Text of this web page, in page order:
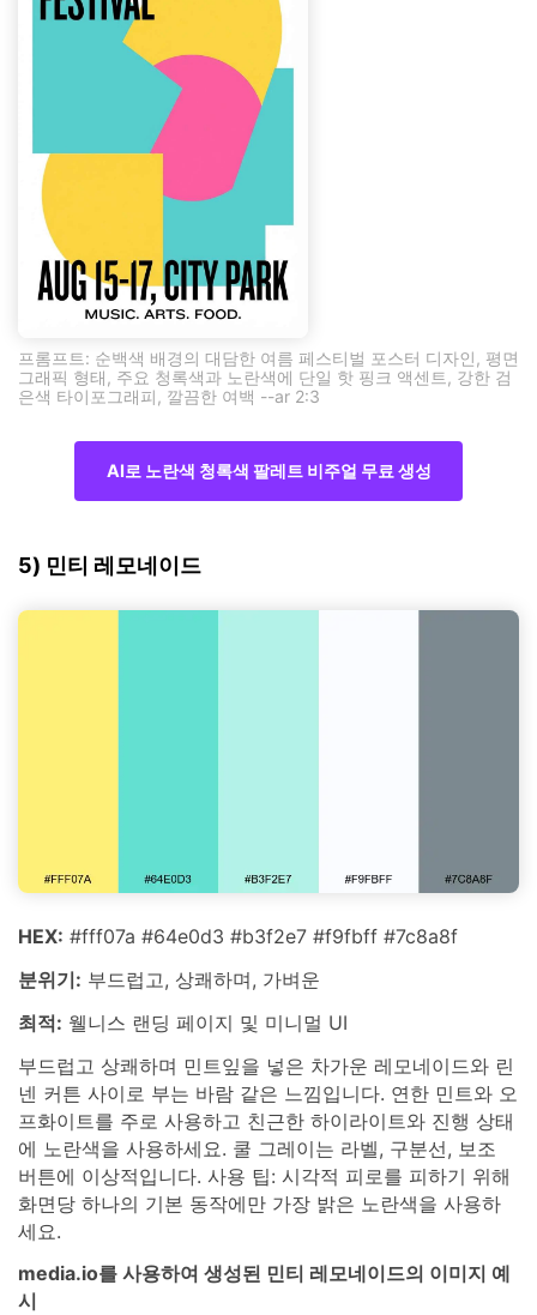
프롬프트: 순백색 배경의 대담한 여름 페스티벌 포스터 디자인, 평면
그래픽 형태, 주요 청록색과 노란색에 단일 핫 핑크 액센트, 강한 검
은색 타이포그래피, 깔끔한 여백 --ar 2:3
AI로 노란색 청록색 팔레트 비주얼 무료 생성
5) 민티 레모네이드
HEX: #fff07a #64e0d3 #b3f2e7 #f9fbff #7c8a8f
분위기: 부드럽고, 상쾌하며, 가벼운
최적: 웰니스 랜딩 페이지 및 미니멀 UI
부드럽고 상쾌하며 민트잎을 넣은 차가운 레모네이드와 린
넨 커튼 사이로 부는 바람 같은 느낌입니다. 연한 민트와 오
프화이트를 주로 사용하고 친근한 하이라이트와 진행 상태
에 노란색을 사용하세요. 쿨 그레이는 라벨, 구분선, 보조
버튼에 이상적입니다. 사용 팁: 시각적 피로를 피하기 위해
화면당 하나의 기본 동작에만 가장 밝은 노란색을 사용하
세요.
media.io를 사용하여 생성된 민티 레모네이드의 이미지 예
시